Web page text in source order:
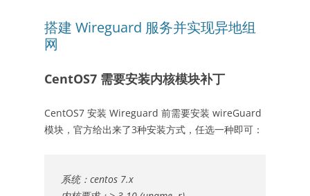
搭建 Wireguard 服务并实现异地组
网
CentOS7 需要安装内核模块补丁
CentOS7 安装 Wireguard 前需要安装 wireGuard
模块，官方给出来了3种安装方式，任选一种即可：
系统：centos 7.x